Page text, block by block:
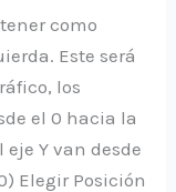
como
Este será
los
el 0 hacia la
Y van desde
Elegir Posición